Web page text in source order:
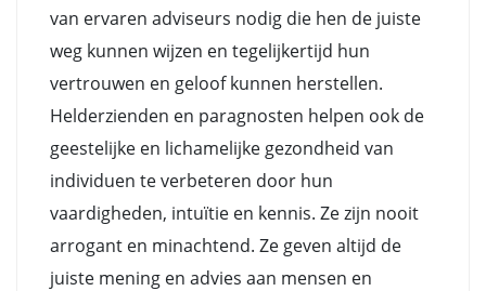
van ervaren adviseurs nodig die hen de juiste
weg kunnen wijzen en tegelijkertijd hun
vertrouwen en geloof kunnen herstellen.
Helderzienden en paragnosten helpen ook de
geestelijke en lichamelijke gezondheid van
individuen te verbeteren door hun
vaardigheden, intuïtie en kennis. Ze zijn nooit
arrogant en minachtend. Ze geven altijd de
juiste mening en advies aan mensen en